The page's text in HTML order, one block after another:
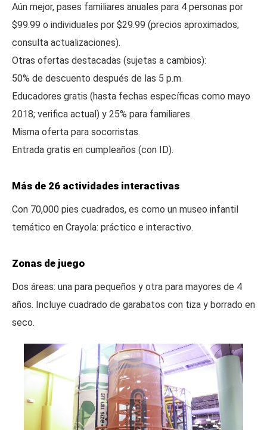
Aún mejor, pases familiares anuales para 4 personas por
$99.99 o individuales por $29.99 (precios aproximados;
consulta actualizaciones).
Otras ofertas destacadas (sujetas a cambios):
50% de descuento después de las 5 p.m.
Educadores gratis (hasta fechas específicas como mayo
2018; verifica actual) y 25% para familiares.
Misma oferta para socorristas.
Entrada gratis en cumpleaños (con ID).
Más de 26 actividades interactivas
Con 70,000 pies cuadrados, es como un museo infantil
temático en Crayola: práctico e interactivo.
Zonas de juego
Dos áreas: una para pequeños y otra para mayores de 4
años. Incluye cuadrado de garabatos con tiza y borrado en
seco.